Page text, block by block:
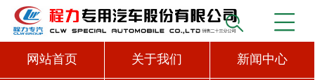
网站首页 关于我们 新闻中心